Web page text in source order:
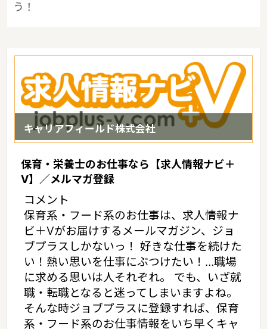
う！
キャリアフィールド株式会社
保育・栄養士のお仕事なら【求人情報ナビ＋
V】／メルマガ登録
コメント
保育系・フード系のお仕事は、求人情報ナ
ビ＋Vがお届けするメールマガジン、ジョ
ブプラスしかないっ！ 好きな仕事を続けた
い！熱い思いを仕事にぶつけたい！…職場
に求める思いは人それぞれ。 でも、いざ就
職・転職となると迷ってしまいますよね。
そんな時ジョブプラスに登録すれば、保育
系・フード系のお仕事情報をいち早くキャ